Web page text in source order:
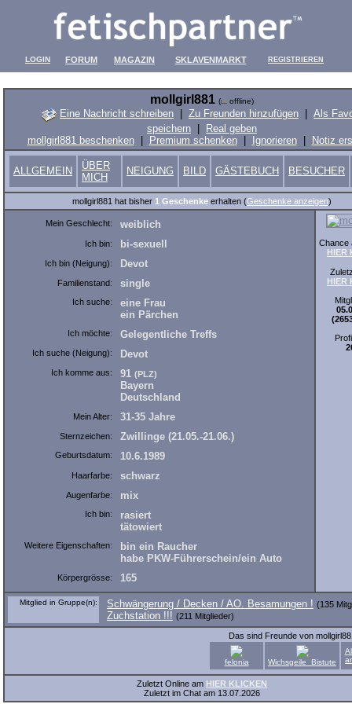
LOGIN FORUM MAGAZIN SKLAVENMARKT REGISTRIEREN
mollgirl881 ( offline)
Eine Nachricht schreiben Zu Freunden hinzufügen
Als
speichern
Real geben
mollgirl881 beschenken| Premium schenken| Ignorieren| Notiz
ALLGEMEIN
ÜBER
MICH
NEIGUNG BILD GÄSTEBUCH BESUCHER
mollgirl881 hat bisher 1 Geschenke erhalten (Geschenke anzeigen)
Mein Geschlecht: weiblich
Ich bin: bi-sexuell
Ich bin (Neigung): Devot
Familienstand: single
Ich suche:
eine Frau
ein Pärchen
Ich möchte: Gelegentliche Treffs
Ich suche (Neigung): Devot
Ich komme aus: 91 (PLZ)
Bayern
Deutschland
Mein Alter: 31-35 Jahre
Sternzeichen: Zwillinge (21.05.-21.06.)
Geburtsdatum: 10.6.1989
Haarfarbe: schwarz
Augenfarbe: mix
Ich bin:
rasiert
tätowiert
Weitere Eigenschaften:
bin ein Raucher
habe PKW-Führerschein/ein Auto
Körpergrösse: 165
Chance
HIER
HIER
Mitglied in Gruppe(n): Schwängerung / Decken / AO. Besamungen ! (135
Zuchstation !!! (211 Mitglieder)
Das sind Freunde von
felonia Wichsgeile_Bistute
Zuletzt Online am HIER KLICKEN
Zuletzt im Chat am 13.07.2026